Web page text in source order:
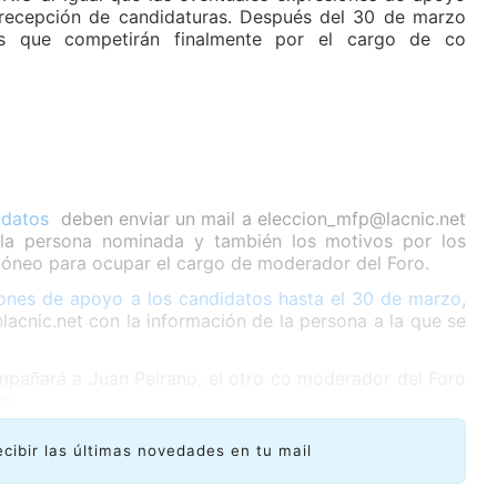
de candidaturas. Después del 30 de marzo
que competirán finalmente por el cargo de co
deben enviar un mail a eleccion_mfp@lacnic.net
persona nominada y también los motivos por los
para ocupar el cargo de moderador del Foro.
de apoyo a los candidatos hasta el 30 de marzo,
con la información de la persona a la que se
las últimas novedades en tu mail